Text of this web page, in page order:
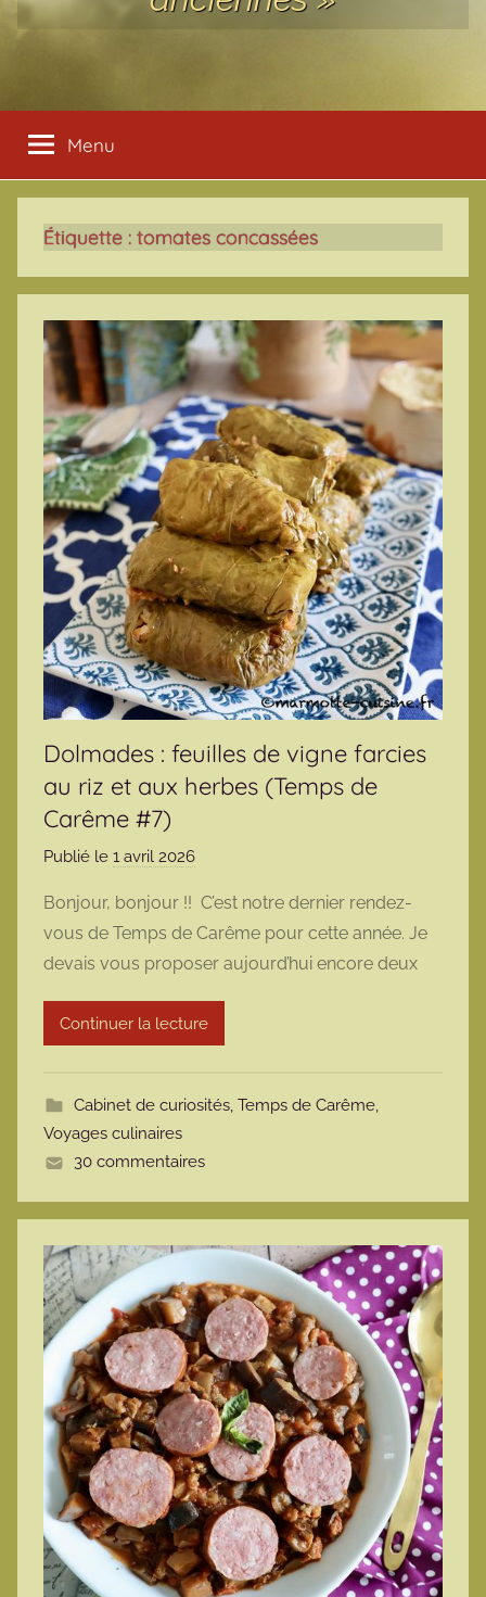
Menu
Étiquette : tomates concassées
Dolmades : feuilles de vigne farcies
au riz et aux herbes (Temps de
Carême #7)
Publié le 1 avril 2026
m
a
r
m
t
Bonjour, bonjour !! C’est notre dernier rendez-
vous de Temps de Carême pour cette année. Je
devais vous proposer aujourd’hui encore deux
Continuer la lecture
Cabinet de curiosités, Temps de Carême,
Voyages culinaires
30 commentaires